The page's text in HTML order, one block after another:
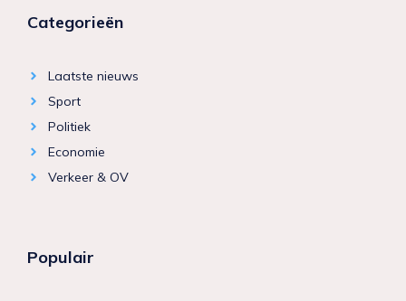
Categorieën
Laatste nieuws
Sport
Politiek
Economie
Verkeer & OV
Populair